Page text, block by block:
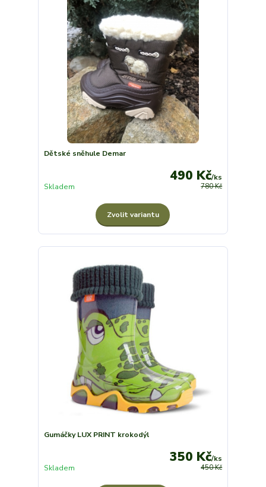
Dětské sněhule Demar
780 Kč
490 Kč/ks
Skladem
Zvolit variantu
Gumáčky LUX PRINT krokodýl
450 Kč
350 Kč/ks
Skladem